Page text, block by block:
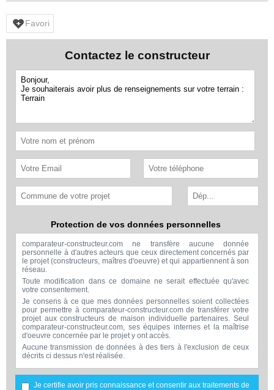
Favori
Contactez le constructeur
Protection de vos données personnelles
comparateur-constructeur.com ne transfère aucune donnée
personnelle à d'autres acteurs que ceux directement concernés par
le projet (constructeurs, maîtres d'oeuvre) et qui appartiennent à son
réseau.
Toute modification dans ce domaine ne serait effectuée qu'avec
votre consentement.
Je consens à ce que mes données personnelles soient collectées
pour permettre à comparateur-constructeur.com de transférer votre
projet aux constructeurs de maison individuelle partenaires. Seul
comparateur-constructeur.com, ses équipes internes et la maîtrise
d'oeuvre concernée par le projet y ont accès.
Aucune transmission de données à des tiers à l'exclusion de ceux
décrits ci dessus n'est réalisée.
Mes données téléphoniques seront uniquement utilisées par
comparateur-constructeur.com et la maîtrise d'ouvrage concernée
par votre projet dans le cadre de la qualification et du suivi de mon
Je certifie avoir pris connaissance et consentir aux traitements de